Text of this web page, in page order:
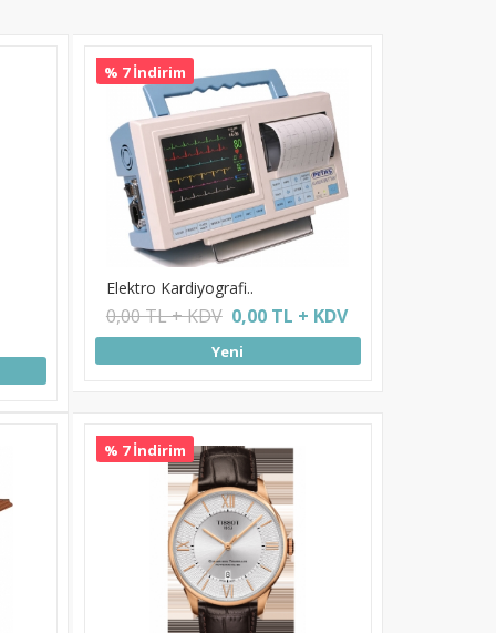
Elektro Kardiyografi..
0,00 TL + KDV 0,00 TL + KDV
Yeni
% 7 İndirim
% 7 İndirim